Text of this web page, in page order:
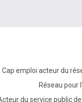
Cap emploi acteur du
du service public